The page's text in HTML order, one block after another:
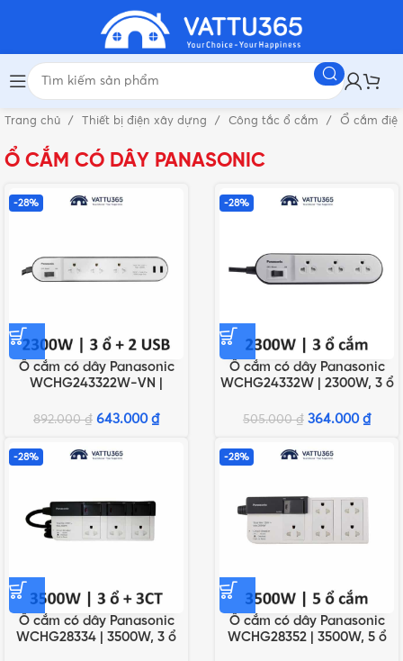
Trang chủ Thiết bị điện xây dựng Công tắc ổ cắm Ổ cắm
Ổ CẮM CÓ DÂY PANASONIC
-28%
Ổ cắm có dây Panasonic
WCHG243322W-VN |
892.000₫ 643.000 ₫
-28%
Ổ cắm có dây Panasonic
WCHG24332W | 2300W, 3 ổ
505.000₫ 364.000 ₫
-28%
Ổ cắm có dây Panasonic
WCHG28334 | 3500W, 3 ổ
-28%
Ổ cắm có dây Panasonic
WCHG28352 | 3500W, 5 ổ